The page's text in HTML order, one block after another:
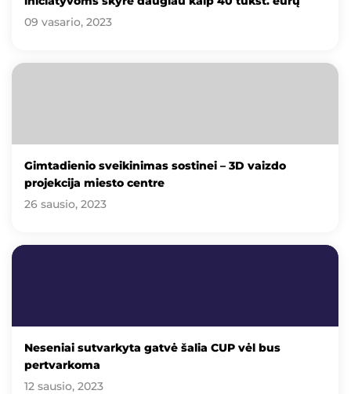
09 vasario, 2023
Gimtadienio sveikinimas sostinei – 3D vaizdo
projekcija miesto centre
26 sausio, 2023
Neseniai sutvarkyta gatvė šalia CUP vėl bus
pertvarkoma
12 sausio, 2023